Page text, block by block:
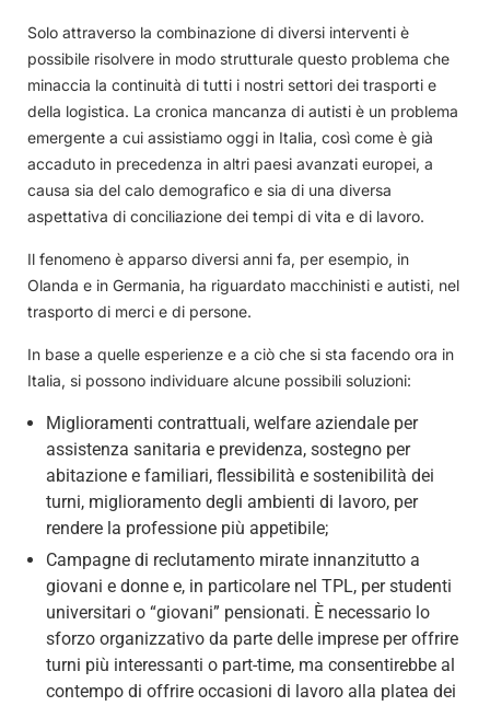
Solo attraverso la combinazione di diversi interventi è
possibile risolvere in modo strutturale questo problema che
minaccia la continuità di tutti i nostri settori dei trasporti e
della logistica. La cronica mancanza di autisti è un problema
emergente a cui assistiamo oggi in Italia, così come è già
accaduto in precedenza in altri paesi avanzati europei, a
causa sia del calo demografico e sia di una diversa
aspettativa di conciliazione dei tempi di vita e di lavoro.
Il fenomeno è apparso diversi anni fa, per esempio, in
Olanda e in Germania, ha riguardato macchinisti e autisti, nel
trasporto di merci e di persone.
In base a quelle esperienze e a ciò che si sta facendo ora in
Italia, si possono individuare alcune possibili soluzioni:
Miglioramenti contrattuali, welfare aziendale per
assistenza sanitaria e previdenza, sostegno per
abitazione e familiari, flessibilità e sostenibilità dei
turni, miglioramento degli ambienti di lavoro, per
rendere la professione più appetibile;
Campagne di reclutamento mirate innanzitutto a
giovani e donne e, in particolare nel TPL, per studenti
universitari o “giovani” pensionati. È necessario lo
sforzo organizzativo da parte delle imprese per offrire
turni più interessanti o part-time, ma consentirebbe al
contempo di offrire occasioni di lavoro alla platea dei